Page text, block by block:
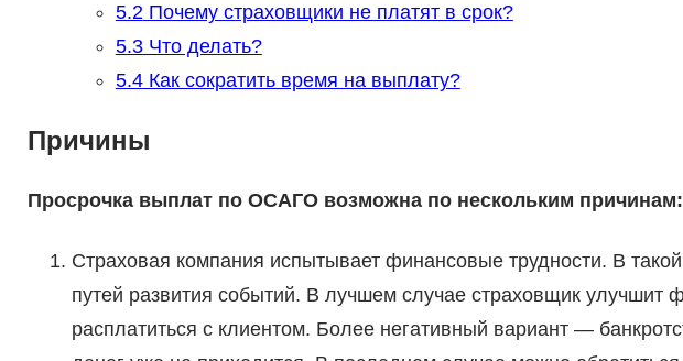
5.2Почему страховщики не платят в срок?
5.3Что делать?
5.4Как сократить время на выплату?
Причины
Просрочка выплат по ОСАГО возможна по нескольким причинам:
Страховая компания испытывает финансовые трудности. В
путей развития событий. В лучшем случае страховщик улучшит
расплатиться с клиентом. Более негативный вариант —